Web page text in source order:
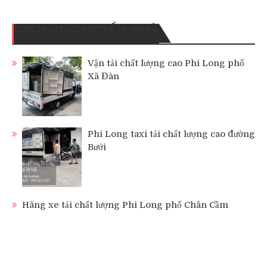
DỊCH VỤ CHUYỂN NHÀ
Vận tải chất lượng cao Phi Long phố
Xã Đàn
Phi Long taxi tải chất lượng cao đường
Bưởi
Hãng xe tải chất lượng Phi Long phố Chân Cầm